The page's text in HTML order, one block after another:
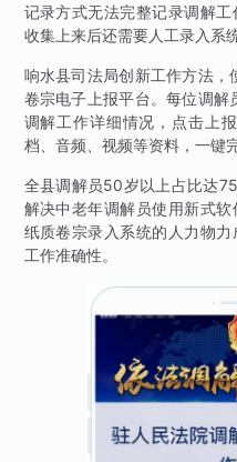
记录方式无法完整记录调解工
收集上来后还需要人工录入系
响水县司法局创新工作方法
卷宗电子上报平台。每位调
调解工作详细情况，点击上
档、音频、视频等资料，一键
全县调解员50岁以上占比达
解决中老年调解员使用新式
纸质卷宗录入系统的人力物
工作准确性。